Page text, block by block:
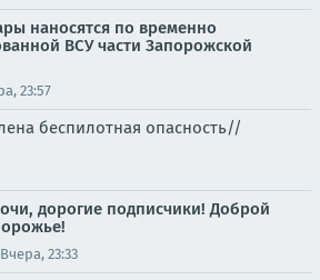
наносятся по временно
ВСУ части Запорожской
23:57
беспилотная опасность//
дорогие подписчики! Доброй
Вчера, 23:33